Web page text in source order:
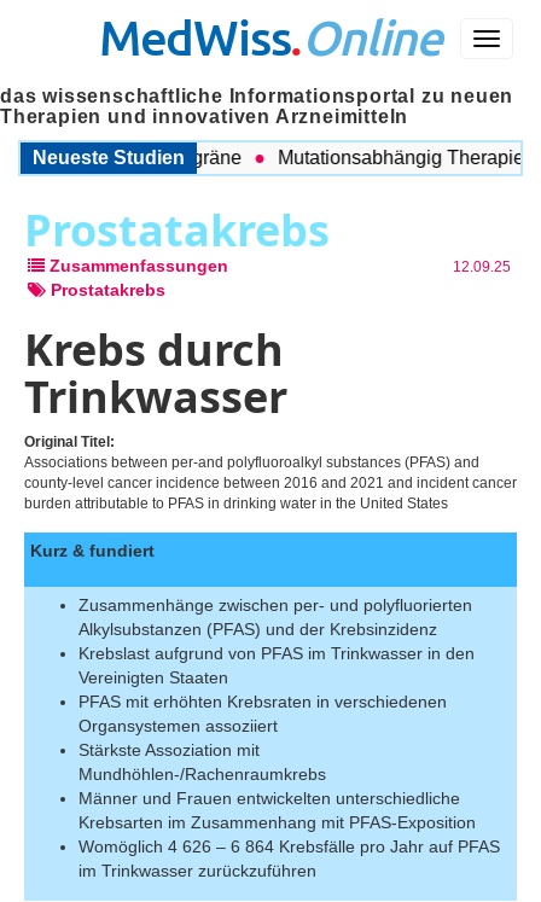
Menü
MedWiss.Online
das wissenschaftliche Informationsportal zu neuen
Therapien und innovativen Arzneimitteln
Neueste Studien
COPD und Migräne Mutationsabhängig Therapie
Prostatakrebs
Zusammenfassungen 12.09.25
Prostatakrebs
Krebs durch
Trinkwasser
Original Titel:
Associations between per-and polyfluoroalkyl substances (PFAS) and
county-level cancer incidence between 2016 and 2021 and incident cancer
burden attributable to PFAS in drinking water in the United States
Kurz & fundiert
Zusammenhänge zwischen per- und polyfluorierten
Alkylsubstanzen (PFAS) und der Krebsinzidenz
Krebslast aufgrund von PFAS im Trinkwasser in den
Vereinigten Staaten
PFAS mit erhöhten Krebsraten in verschiedenen
Organsystemen assoziiert
Stärkste Assoziation mit
Mundhöhlen-/Rachenraumkrebs
Männer und Frauen entwickelten unterschiedliche
Krebsarten im Zusammenhang mit PFAS-Exposition
Womöglich 4 626 – 6 864 Krebsfälle pro Jahr auf PFAS
im Trinkwasser zurückzuführen